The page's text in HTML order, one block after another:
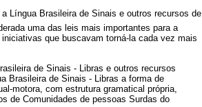
Língua Brasileira de Sinais e outros recursos de
uma das leis mais importantes para a
que buscavam torná-la cada vez mais
de Sinais - Libras e outros recursos
Brasileira de Sinais - Libras a forma de
motora, com estrutura gramatical própria,
de Comunidades de pessoas Surdas do